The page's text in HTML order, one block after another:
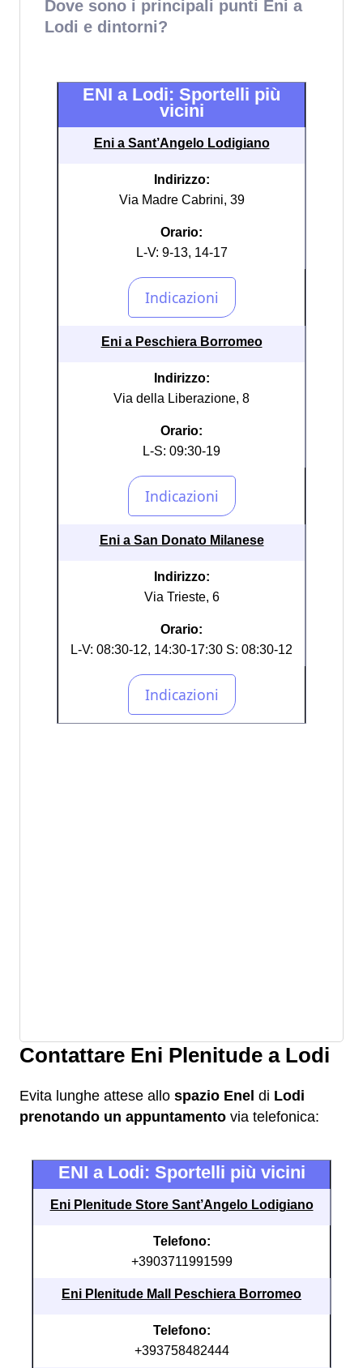
Dove sono i principali punti Eni a
Lodi e dintorni?
ENI a Lodi: Sportelli più
vicini
Eni a Sant’Angelo Lodigiano
Indirizzo:
Via Madre Cabrini, 39
Orario:
L-V: 9-13, 14-17
Eni a Peschiera Borromeo
Indirizzo:
Via della Liberazione, 8
Orario:
L-S: 09:30-19
Eni a San Donato Milanese
Indirizzo:
Via Trieste, 6
Orario:
L-V: 08:30-12, 14:30-17:30 S: 08:30-12
Contattare Eni Plenitude a Lodi
Evita lunghe attese allo spazio Enel di Lodi
prenotando un appuntamento via telefonica:
ENI a Lodi: Sportelli più vicini
Eni Plenitude Store Sant’Angelo Lodigiano
Telefono:
+3903711991599
Eni Plenitude Mall Peschiera Borromeo
Telefono:
+393758482444